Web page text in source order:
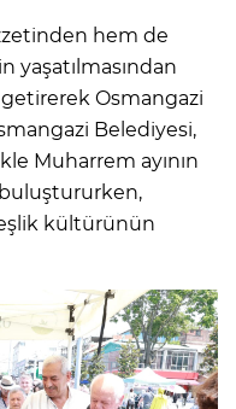
hem de
yaşatılmasından
Osmangazi
Belediyesi,
Muharrem ayının
kültürünün